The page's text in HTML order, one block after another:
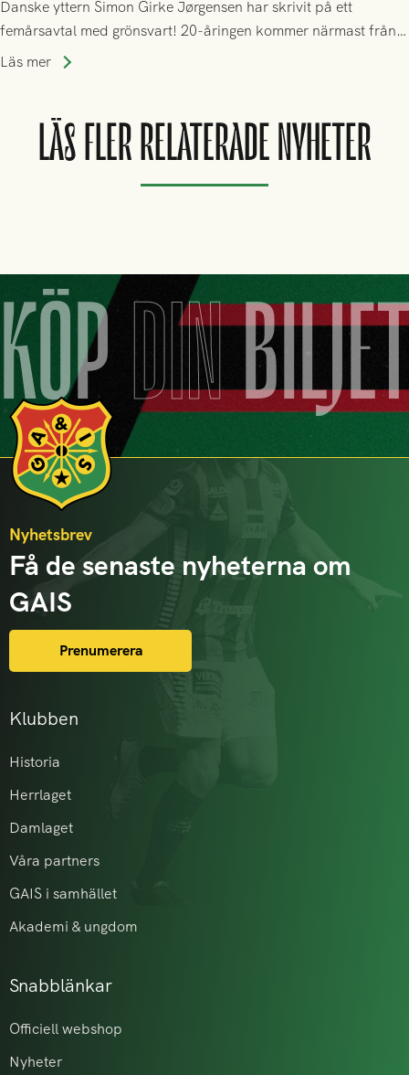
Danske yttern Simon Girke Jørgensen har skrivit på ett
femårsavtal med grönsvart! 20-åringen kommer närmast från
spel i färöiska Skála IF.
Läs mer
LÄS FLER RELATERADE NYHETER
KÖPDIN
Klubben
Historia
Herrlaget
Damlaget
Våra partners
GAIS i samhället
Akademi & ungdom
Snabblänkar
Officiell webshop
Nyheter
Nyhetsbrev
Få de senaste nyheterna om
GAIS
Prenumerera